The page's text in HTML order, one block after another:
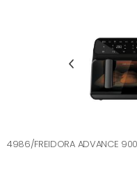
4986/FREIDORA ADVANCE